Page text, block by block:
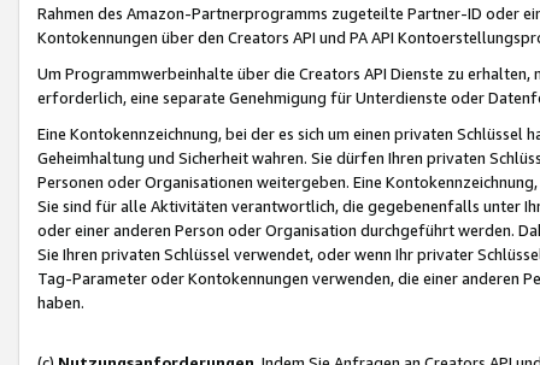
Rahmen des Amazon-Partnerprogramms zugeteilte Partner-ID oder
Kontokennungen über den Creators API und PA API
Um Programmwerbeinhalte über die Creators API Dienste zu
erforderlich, eine separate Genehmigung für Unterdienste oder
Eine Kontokennzeichnung, bei der es sich um einen privaten
Geheimhaltung und Sicherheit wahren. Sie dürfen Ihren privaten
Personen oder Organisationen weitergeben. Eine
Sie sind für alle Aktivitäten verantwortlich, die gegebenenfalls unter
oder einer anderen Person oder Organisation durchgeführt werden.
Sie Ihren privaten Schlüssel verwendet, oder wenn Ihr privater
Tag-Parameter oder Kontokennungen verwenden, die einer anderen
haben.